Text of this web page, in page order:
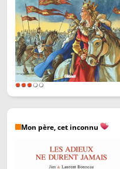
Mon père, cet inconnu